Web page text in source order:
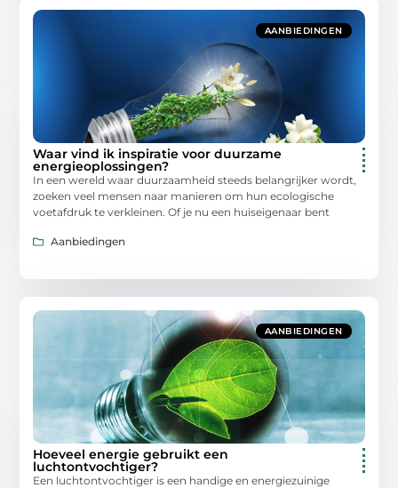
AANBIEDINGEN
Waar vind ik inspiratie voor duurzame
energieoplossingen?
In een wereld waar duurzaamheid steeds belangrijker wordt,
zoeken veel mensen naar manieren om hun ecologische
voetafdruk te verkleinen. Of je nu een huiseigenaar bent
Aanbiedingen
AANBIEDINGEN
Hoeveel energie gebruikt een
luchtontvochtiger?
Een luchtontvochtiger is een handige en energiezuinige